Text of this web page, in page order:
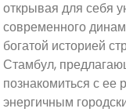
открывая для себя
современного
богатой историей
Стамбул,
познакомиться с
энергичным